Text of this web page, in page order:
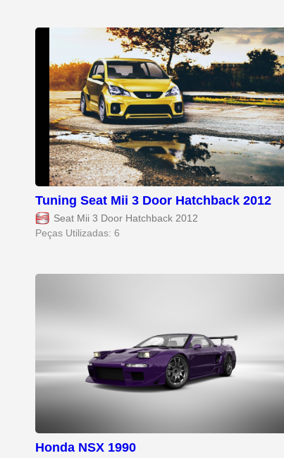
Tuning Seat Mii 3 Door Hatchback 2012
Seat Mii 3 Door Hatchback 2012
Peças Utilizadas: 6
Honda NSX 1990